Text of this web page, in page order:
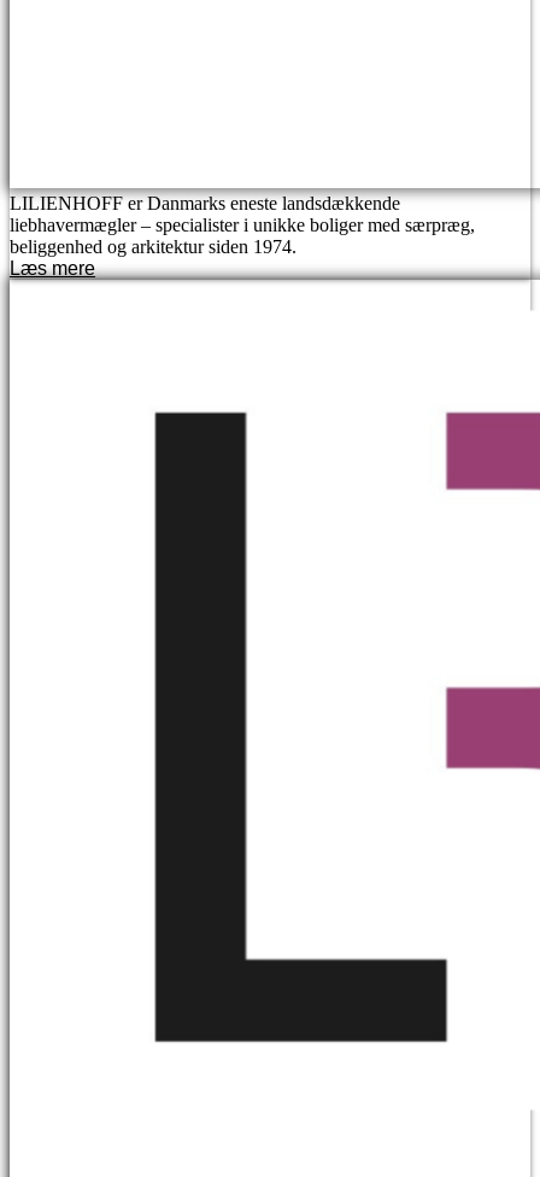
LILIENHOFF er Danmarks eneste landsdækkende
liebhavermægler – specialister i unikke boliger med særpræg,
beliggenhed og arkitektur siden 1974.
Læs mere